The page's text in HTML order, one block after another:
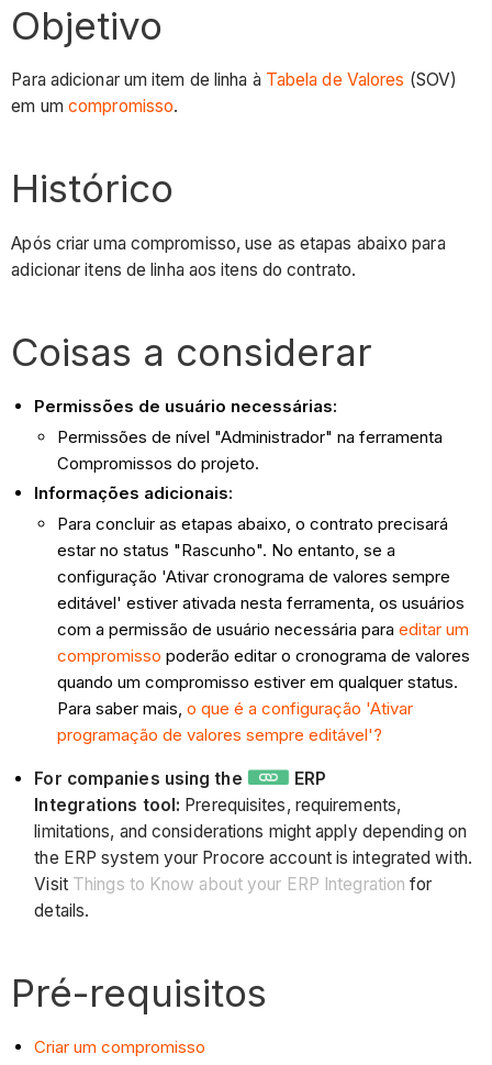
Objetivo
Para adicionar um item de linha à Tabela de Valores (SOV)
em um compromisso.
Histórico
Após criar uma compromisso, use as etapas abaixo para
adicionar itens de linha aos itens do contrato.
Coisas a considerar
Permissões de usuário necessárias:
Permissões de nível "Administrador" na ferramenta
Compromissos do projeto.
Informações adicionais:
Para concluir as etapas abaixo, o contrato precisará
estar no status "Rascunho". No entanto, se a
configuração 'Ativar cronograma de valores sempre
editável' estiver ativada nesta ferramenta, os usuários
com a permissão de usuário necessária paraeditar um
compromisso poderão editar o cronograma de valores
quando um compromisso estiver em qualquer status.
Para saber mais,o que é a configuração 'Ativar
programação de valores sempre editável'?
For companies using the
ERP
Integrations tool: Prerequisites, requirements,
limitations, and considerations might apply depending on
the ERP system your Procore account is integrated with.
Visit Things to Know about your ERP Integration for
details.
Pré-requisitos
Criar um compromisso